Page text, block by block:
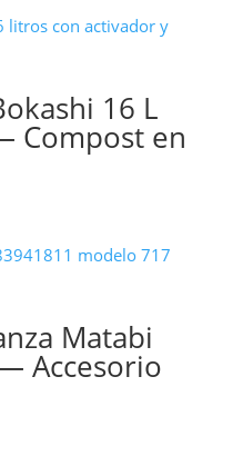
16 L
Compost en
Matabi
Accesorio